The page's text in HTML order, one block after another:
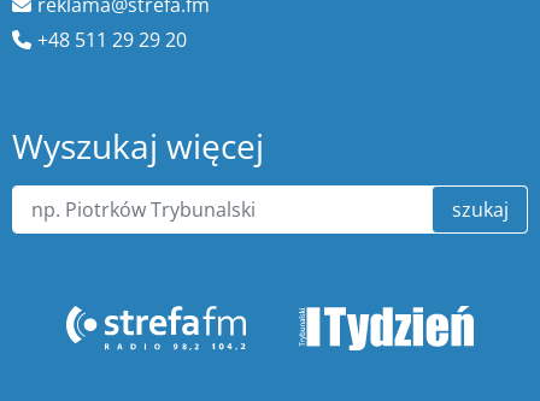
+48 511 29 29 20
Wyszukaj więcej
szukaj